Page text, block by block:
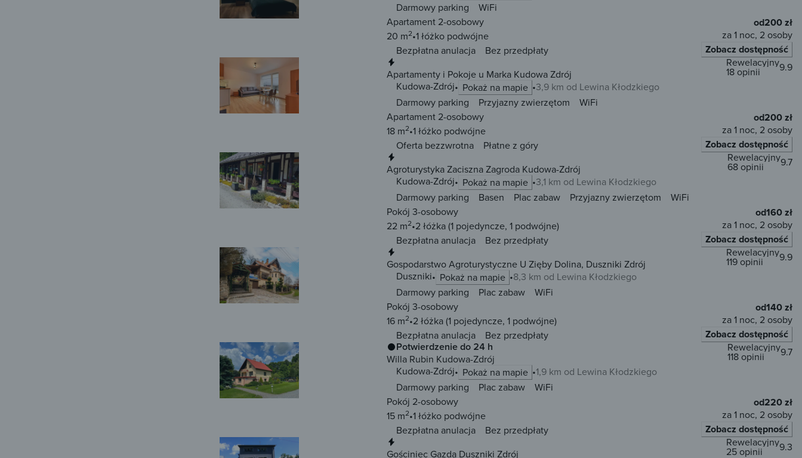
Darmowy parking
WiFi
Apartament 2-osobowy
20 m2 1 łóżko podwójne
Bezpłatna anulacja
Bez przedpłaty
od200 zł
za 1 noc, 2 osoby
Zobacz dostępność
Apartamenty i Pokoje u Marka Kudowa Zdrój
Kudowa-Zdrój
Pokaż na mapie 3,9 km od Lewina Kłodzkiego
9.9
Rewelacyjny
18 opinii
Darmowy parking Przyjazny zwierzętom
WiFi
Apartament 2-osobowy
18 m2 1 łóżko podwójne
Oferta bezzwrotna
Płatne z góry
od200 zł
za 1 noc, 2 osoby
Zobacz dostępność
Agroturystyka Zaciszna Zagroda Kudowa-Zdrój
Kudowa-Zdrój
Pokaż na mapie 3,1 km od Lewina Kłodzkiego
9.7
Rewelacyjny
68 opinii
Darmowy parking Basen Plac zabaw Przyjazny zwierzętom
WiFi
Pokój 3-osobowy
22 m2 2 łóżka(1 pojedyncze, 1 podwójne)
Bezpłatna anulacja
Bez przedpłaty
od160 zł
za 1 noc, 2 osoby
Zobacz dostępność
Gospodarstwo Agroturystyczne U Zięby Dolina, Duszniki Zdrój
Duszniki
Pokaż na mapie 8,3 km od Lewina Kłodzkiego
9.9
Rewelacyjny
119 opinii
Darmowy parking Plac zabaw
WiFi
Pokój 3-osobowy
16 m2 2 łóżka(1 pojedyncze, 1 podwójne)
Bezpłatna anulacja
Bez przedpłaty
od140 zł
za 1 noc, 2 osoby
Zobacz dostępność
Potwierdzenie do 24 h
Willa Rubin Kudowa-Zdrój
Kudowa-Zdrój
Pokaż na mapie 1,9 km od Lewina Kłodzkiego
9.7
Rewelacyjny
118 opinii
Darmowy parking Plac zabaw
WiFi
Pokój 2-osobowy
15 m2 1 łóżko podwójne
Bezpłatna anulacja
Bez przedpłaty
od220 zł
za 1 noc, 2 osoby
Zobacz dostępność
Gościniec Gazda Duszniki Zdrój
9.3
Rewelacyjny
25 opinii